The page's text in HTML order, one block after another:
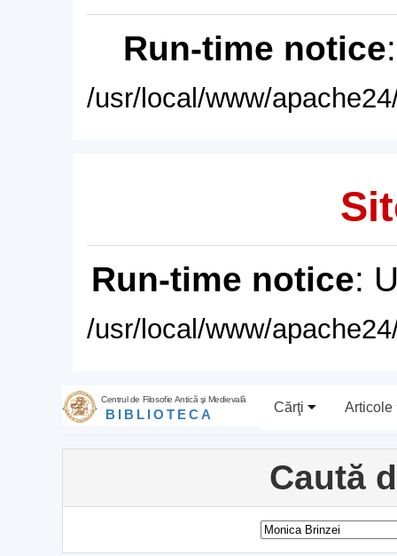
Run-time notice
/usr/local/www/
Run-time notice:
/usr/local/www/
Centrul de Filosofie Antică şi Medievală
BIBLIOTECA Cărţi Articole
Caută